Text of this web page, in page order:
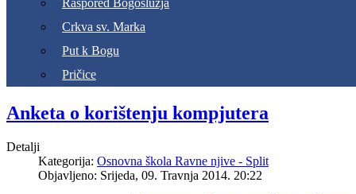
Raspored Bogoslužja
Crkva sv. Marka
Put k Bogu
Pričice
Anketa o korištenju kompjutera
Detalji
Kategorija: Osnovna škola Ravne njive - Split
Objavljeno: Srijeda, 09. Travnja 2014. 20:22